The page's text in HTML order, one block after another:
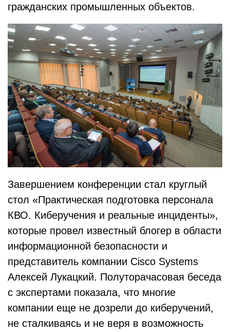
гражданских промышленных объектов.
Завершением конференции стал круглый
стол «Практическая подготовка персонала
КВО. Киберучения и реальные инциденты»,
которые провел известный блогер в области
информационной безопасности и
представитель компании Cisco Systems
Алексей Лукацкий. Полуторачасовая беседа
с экспертами показала, что многие
компании еще не дозрели до киберучений,
не сталкиваясь и не веря в возможность